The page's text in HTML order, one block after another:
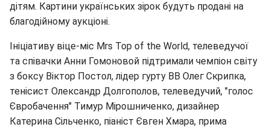
дітям. Картини українських зірок будуть продані на
благодійному аукціоні.
Ініціативу віце-міс Mrs Top of the World, телеведучої
та співачки Анни Гомоновой підтримали чемпіон світу
з боксу Віктор Постол, лідер гурту ВВ Олег Скрипка,
тенісист Олександр Долгополов, телеведучий, "голос
Євробачення" Тимур Мірошниченко, дизайнер
Катерина Сільченко, піаніст Євген Хмара, прима